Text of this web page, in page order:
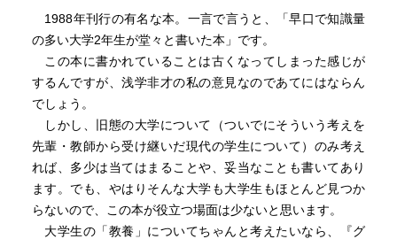
1988年刊行の有名な本。一言で言うと、「早口で知識量
の多い大学2年生が堂々と書いた本」です。
この本に書かれていることは古くなってしまった感じが
するんですが、浅学非才の私の意見なのであてにはならん
でしょう。
しかし、旧態の大学について（ついでにそういう考えを
先輩・教師から受け継いだ現代の学生について）のみ考え
れば、多少は当てはまることや、妥当なことも書いてあり
ます。でも、やはりそんな大学も大学生もほとんど見つか
らないので、この本が役立つ場面は少ないと思います。
大学生の「教養」についてちゃんと考えたいなら、『グ